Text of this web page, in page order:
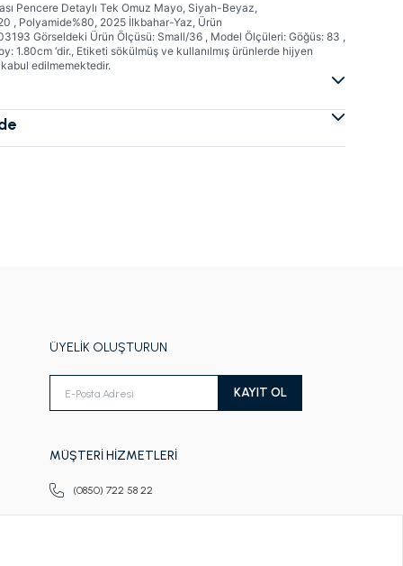
Pencere Detaylı Tek Omuz Mayo, Siyah-Beyaz,
, Polyamide%80, 2025 İlkbahar-Yaz, Ürün
Görseldeki Ürün Ölçüsü: Small/36 , Model Ölçüleri: Göğüs: 83 ,
1.80cm ‘dir., Etiketi sökülmüş ve kullanılmış ürünlerde hijyen
edilmemektedir.
ÜYELİK OLUŞTURUN
KAYIT OL
MÜŞTERİ HİZMETLERİ
(0850) 722 58 22